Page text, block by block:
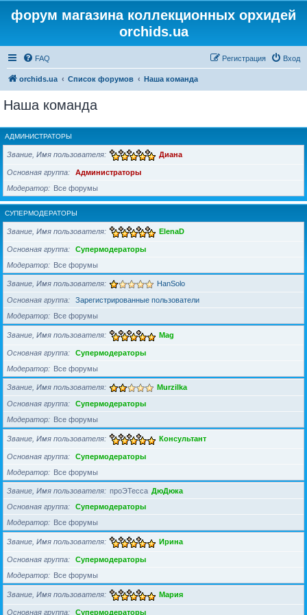
форум магазина коллекционных орхидей
orchids.ua
FAQ Вход
Регистрация
orchids.ua Список форумов Наша команда
Наша команда
АДМИНИСТРАТОРЫ
Звание, Имя пользователя Диана
Основная группа
Администраторы
Модератор
Все форумы
СУПЕРМОДЕРАТОРЫ
Звание, Имя пользователя ElenaD
Основная группа
Супермодераторы
Модератор
Все форумы
Звание, Имя пользователя HanSolo
Основная группа
Зарегистрированные пользователи
Модератор
Все форумы
Звание, Имя пользователя Mag
Основная группа
Супермодераторы
Модератор
Все форумы
Звание, Имя пользователя Murzilka
Основная группа
Супермодераторы
Модератор
Все форумы
Звание, Имя пользователя Консультант
Основная группа
Супермодераторы
Модератор
Все форумы
Звание, Имя пользователя проЭТесса ДюДюка
Основная группа
Супермодераторы
Модератор
Все форумы
Звание, Имя пользователя Ирина
Основная группа
Супермодераторы
Модератор
Все форумы
Звание, Имя пользователя Мария
Основная группа Супермодераторы